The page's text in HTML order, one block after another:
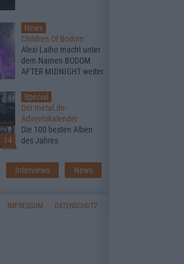
News
Children Of Bodom
Alexi Laiho macht unter
dem Namen BODOM
AFTER MIDNIGHT weiter
14
Special
Der metal.de-
Adventskalender
Die 100 besten Alben
des Jahres
Interviews News
IMPRESSUM DATENSCHUTZ